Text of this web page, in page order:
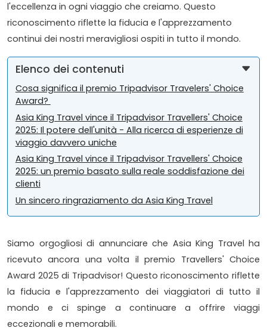
l'eccellenza in ogni viaggio che creiamo. Questo
riconoscimento riflette la fiducia e l'apprezzamento
continui dei nostri meravigliosi ospiti in tutto il mondo.
Elenco dei contenuti
Cosa significa il premio Tripadvisor Travelers' Choice
Award?
Asia King Travel vince il Tripadvisor Travellers' Choice
2025: Il potere dell'unità - Alla ricerca di esperienze di
viaggio davvero uniche
Asia King Travel vince il Tripadvisor Travellers' Choice
2025: un premio basato sulla reale soddisfazione dei
clienti
Un sincero ringraziamento da Asia King Travel
Siamo orgogliosi di annunciare che Asia King Travel ha
ricevuto ancora una volta il premio Travellers' Choice
Award 2025 di Tripadvisor! Questo riconoscimento riflette
la fiducia e l'apprezzamento dei viaggiatori di tutto il
mondo e ci spinge a continuare a offrire viaggi
eccezionali e memorabili.